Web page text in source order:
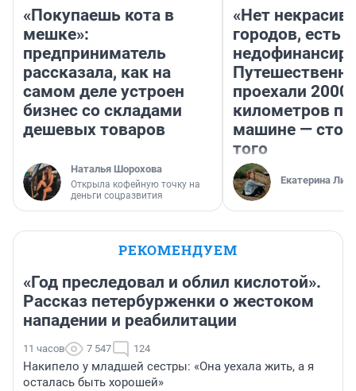
«Покупаешь кота в
мешке»:
предприниматель
рассказала, как на
самом деле устроен
бизнес со складами
дешевых товаров
Наталья Шорохова
Открыла кофейную точку на
деньги соцразвития
«Нет
городов, есть
проехали 2000
километров по
машине —
того
Екатерина
РЕКОМЕНДУЕМ
«Год преследовал и облил кислотой».
Рассказ петербурженки о жестоком
нападении и реабилитации
11 часов 7 547 124
Накипело у младшей сестры: «Она уехала жить, а я
осталась быть хорошей»